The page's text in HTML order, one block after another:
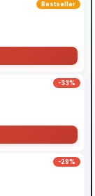
Bestseller
-33%
-29%